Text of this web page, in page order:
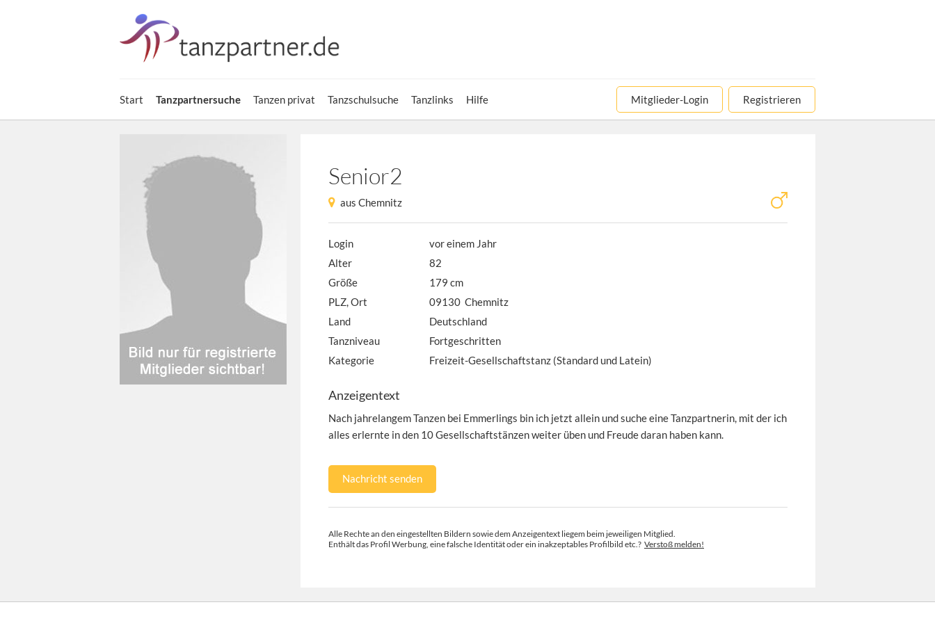
Start Tanzpartnersuche Tanzen privat Tanzschulsuche Tanzlinks Hilfe Mitglieder-Login Registrieren
Senior2
aus Chemnitz
Login
vor einem Jahr
Alter
82
Größe
179 cm
PLZ, Ort
09130 Chemnitz
Land
Deutschland
Tanzniveau
Fortgeschritten
Kategorie
Freizeit-Gesellschaftstanz (Standard und Latein)
Anzeigentext
Nach jahrelangem Tanzen bei Emmerlings bin ich jetzt allein und suche eine Tanzpartnerin, mit der ich
alles erlernte in den 10 Gesellschaftstänzen weiter üben und Freude daran haben kann.
Nachricht senden
Alle Rechte an den eingestellten Bildern sowie dem Anzeigentext liegem beim jeweiligen Mitglied.
Enthält das Profil Werbung, eine falsche Identität oder ein inakzeptables Profilbild etc.? Verstoß melden!